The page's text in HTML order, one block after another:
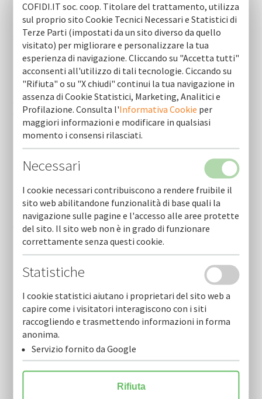
Telenorba - focus - intervista al direttore generale cofidi.it
sabino persichella
Telebari - persichella nuovo dg di cofidi.it:"aiutare piccole
medie imprese puntando sulla comunicazione"
Gazzetta del mezzogiorno - sabino persichella nuovo
direttore generale - 19 febbraio 2026
Repubblica - sabino persichella nuovo direttore generale -
19 febbraio 2026
La gazzetta del mezzogiorno - un supporto ai trenta nuovi
tassisti finanziamento per pagare la licenza - 06 agosto
2025
Cna puglia, del genio confermato presidente
Resta sempre aggiornato sulle nostre novità.
Scarica la nostra Newsletter e iscriviti per riceverla via mail.
COFIDI.IT soc. coop. Titolare del trattamento, utilizza
sul proprio sito Cookie Tecnici Necessari e Statistici di
Terze Parti (impostati da un sito diverso da quello
visitato) per migliorare e personalizzare la tua
esperienza di navigazione. Cliccando su "Accetta tutti"
acconsenti all'utilizzo di tali tecnologie. Ciccando su
"Rifiuta" o su "X chiudi" continui la tua navigazione in
assenza di Cookie Statistici, Marketing, Analitici e
Profilazione. Consulta l'Informativa Cookie per
maggiori informazioni e modificare in qualsiasi
momento i consensi rilasciati.
Necessari
I cookie necessari contribuiscono a rendere fruibile il
sito web abilitandone funzionalità di base quali la
navigazione sulle pagine e l'accesso alle aree protette
del sito. Il sito web non è in grado di funzionare
correttamente senza questi cookie.
Statistiche
I cookie statistici aiutano i proprietari del sito web a
capire come i visitatori interagiscono con i siti
raccogliendo e trasmettendo informazioni in forma
anonima.
Servizio fornito da Google
Rifiuta